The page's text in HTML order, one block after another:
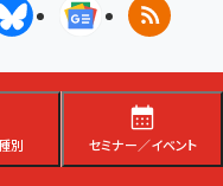
別 セミナー／イベント
クス)BlueskyGoogleニュ
RSS
特定商取引法に基づく表示